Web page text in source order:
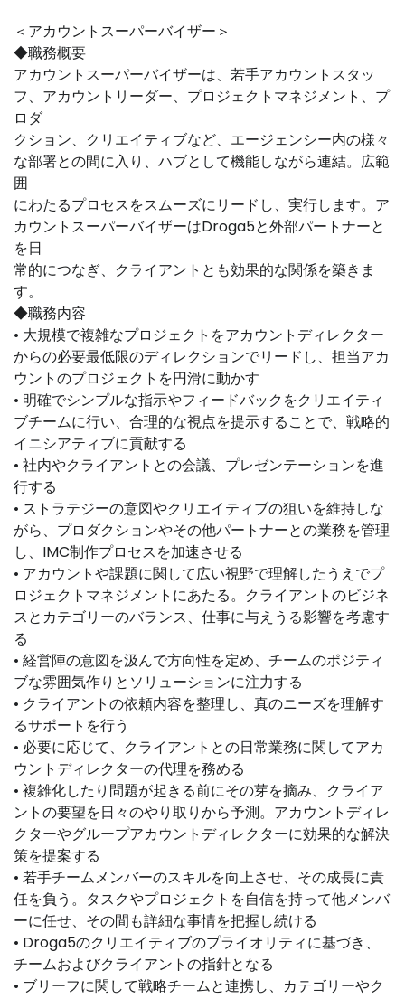
＜アカウントスーパーバイザー＞
◆職務概要
アカウントスーパーバイザーは、若手アカウントスタッ
フ、アカウントリーダー、プロジェクトマネジメント、プ
ロダ
クション、クリエイティブなど、エージェンシー内の様々
な部署との間に入り、ハブとして機能しながら連結。広範
囲
にわたるプロセスをスムーズにリードし、実行します。ア
カウントスーパーバイザーはDroga5と外部パートナーと
を日
常的につなぎ、クライアントとも効果的な関係を築きま
す。
◆職務内容
• 大規模で複雑なプロジェクトをアカウントディレクター
からの必要最低限のディレクションでリードし、担当アカ
ウントのプロジェクトを円滑に動かす
• 明確でシンプルな指示やフィードバックをクリエイティ
ブチームに行い、合理的な視点を提示することで、戦略的
イニシアティブに貢献する
• 社内やクライアントとの会議、プレゼンテーションを進
行する
• ストラテジーの意図やクリエイティブの狙いを維持しな
がら、プロダクションやその他パートナーとの業務を管理
し、IMC制作プロセスを加速させる
• アカウントや課題に関して広い視野で理解したうえでプ
ロジェクトマネジメントにあたる。クライアントのビジネ
スとカテゴリーのバランス、仕事に与えうる影響を考慮す
る
• 経営陣の意図を汲んで方向性を定め、チームのポジティ
ブな雰囲気作りとソリューションに注力する
• クライアントの依頼内容を整理し、真のニーズを理解す
るサポートを行う
• 必要に応じて、クライアントとの日常業務に関してアカ
ウントディレクターの代理を務める
• 複雑化したり問題が起きる前にその芽を摘み、クライア
ントの要望を日々のやり取りから予測。アカウントディレ
クターやグループアカウントディレクターに効果的な解決
策を提案する
• 若手チームメンバーのスキルを向上させ、その成長に責
任を負う。タスクやプロジェクトを自信を持って他メンバ
ーに任せ、その間も詳細な事情を把握し続ける
• Droga5のクリエイティブのプライオリティに基づき、
チームおよびクライアントの指針となる
• ブリーフに関して戦略チームと連携し、カテゴリーやク